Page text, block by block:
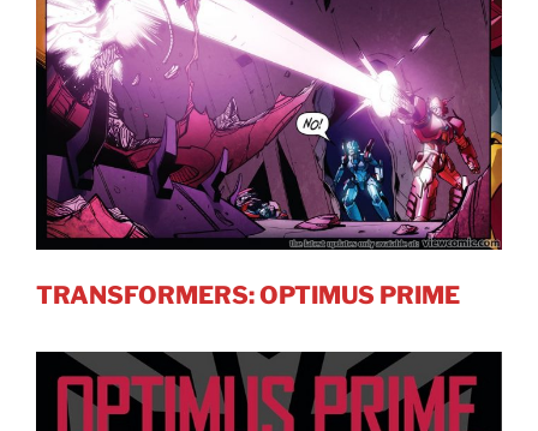
TRANSFORMERS: OPTIMUS PRIME